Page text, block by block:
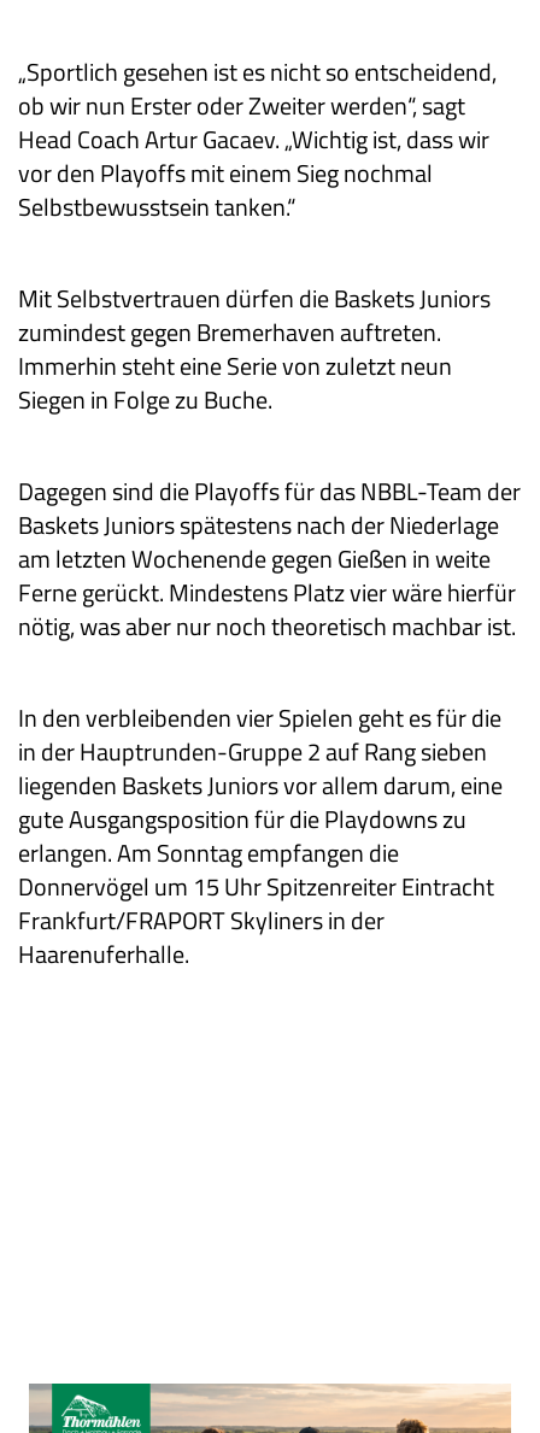
„Sportlich gesehen ist es nicht so entscheidend,
ob wir nun Erster oder Zweiter werden“, sagt
Head Coach Artur Gacaev. „Wichtig ist, dass wir
vor den Playoffs mit einem Sieg nochmal
Selbstbewusstsein tanken.“
Mit Selbstvertrauen dürfen die Baskets Juniors
zumindest gegen Bremerhaven auftreten.
Immerhin steht eine Serie von zuletzt neun
Siegen in Folge zu Buche.
Dagegen sind die Playoffs für das NBBL-Team der
Baskets Juniors spätestens nach der Niederlage
am letzten Wochenende gegen Gießen in weite
Ferne gerückt. Mindestens Platz vier wäre hierfür
nötig, was aber nur noch theoretisch machbar ist.
In den verbleibenden vier Spielen geht es für die
in der Hauptrunden-Gruppe 2 auf Rang sieben
liegenden Baskets Juniors vor allem darum, eine
gute Ausgangsposition für die Playdowns zu
erlangen. Am Sonntag empfangen die
Donnervögel um 15 Uhr Spitzenreiter Eintracht
Frankfurt/FRAPORT Skyliners in der
Haarenuferhalle.